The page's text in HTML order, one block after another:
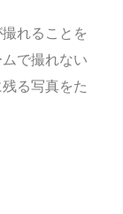
れることを
で撮れない
る写真をた